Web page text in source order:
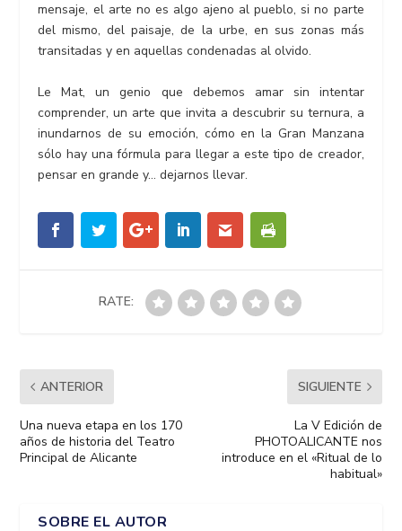
mensaje, el arte no es algo ajeno al pueblo, si no parte
del mismo, del paisaje, de la urbe, en sus zonas más
transitadas y en aquellas condenadas al olvido.
Le Mat, un genio que debemos amar sin intentar
comprender, un arte que invita a descubrir su ternura, a
inundarnos de su emoción, cómo en la Gran Manzana
sólo hay una fórmula para llegar a este tipo de creador,
pensar en grande y… dejarnos llevar.
RATE:
ANTERIOR
Una nueva etapa en los 170
años de historia del Teatro
Principal de Alicante
SIGUIENTE
La V Edición de
PHOTOALICANTE nos
introduce en el «Ritual de lo
habitual»
SOBRE EL AUTOR